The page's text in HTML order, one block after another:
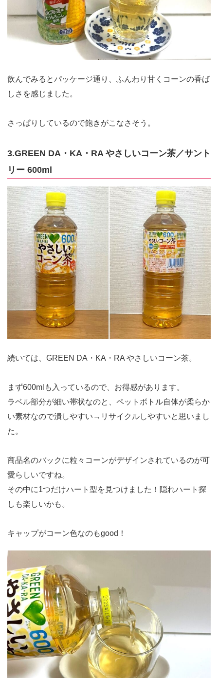
飲んでみるとパッケージ通り、ふんわり甘くコーンの香ば
しさを感じました。
さっぱりしているので飽きがこなさそう。
3.GREEN DA・KA・RA やさしいコーン茶／サント
リー 600ml
続いては、GREEN DA・KA・RA やさしいコーン茶。
まず600mlも入っているので、お得感があります。
ラベル部分が細い帯状なのと、ペットボトル自体が柔らか
い素材なので潰しやすい→リサイクルしやすいと思いまし
た。
商品名のバックに粒々コーンがデザインされているのが可
愛らしいですね。
その中に1つだけハート型を見つけました！隠れハート探
しも楽しいかも。
キャップがコーン色なのもgood！